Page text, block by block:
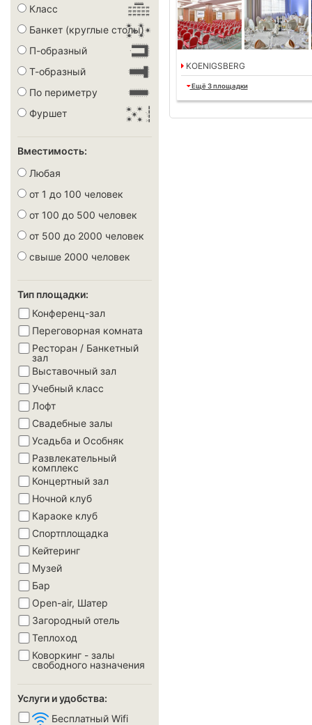
Класс
Банкет (круглые столы)
П-образный
Т-образный
По периметру
Фуршет
Вместимость:
Любая
от 1 до 100 человек
от 100 до 500 человек
от 500 до 2000 человек
свыше 2000 человек
Тип площадки:
Конференц-зал
Переговорная комната
Ресторан / Банкетный
зал
Выставочный зал
Учебный класс
Лофт
Свадебные залы
Усадьба и Особняк
Развлекательный
комплекс
Концертный зал
Ночной клуб
Караоке клуб
Спортплощадка
Кейтеринг
Музей
Бар
Open-air, Шатер
Загородный отель
Теплоход
Коворкинг - залы
свободного назначения
Услуги и удобства:
Бесплатный Wifi
KOENIGSBERG
Ещё3 площадки